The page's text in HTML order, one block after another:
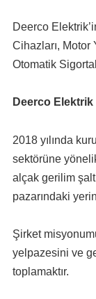
Deerco
Cihazları, Motor
Otomatik
Deerco Elektrik
2018 yılında
sektörüne
alçak gerilim
pazarındaki
Şirket
yelpazesini ve
toplamaktır.